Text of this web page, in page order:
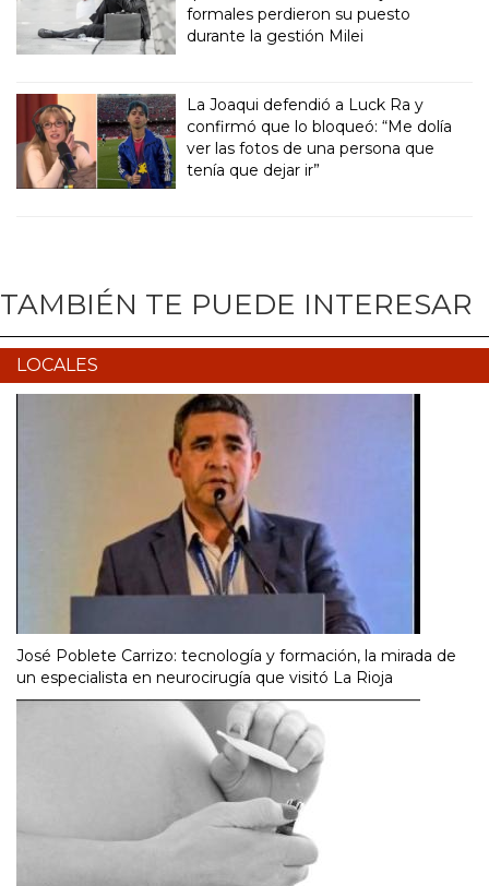
formales perdieron su puesto
durante la gestión Milei
La Joaqui defendió a Luck Ra y
confirmó que lo bloqueó: “Me dolía
ver las fotos de una persona que
tenía que dejar ir”
TAMBIÉN TE PUEDE INTERESAR
LOCALES
José Poblete Carrizo: tecnología y formación, la mirada de
un especialista en neurocirugía que visitó La Rioja